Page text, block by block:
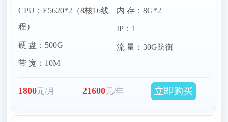
CPU：E5620*2（8核16线
程）
硬 盘：500G
带 宽：10M
内 存：8G*2
IP：1
流 量：30G防御
1800元/月 21600元/年 立即购买